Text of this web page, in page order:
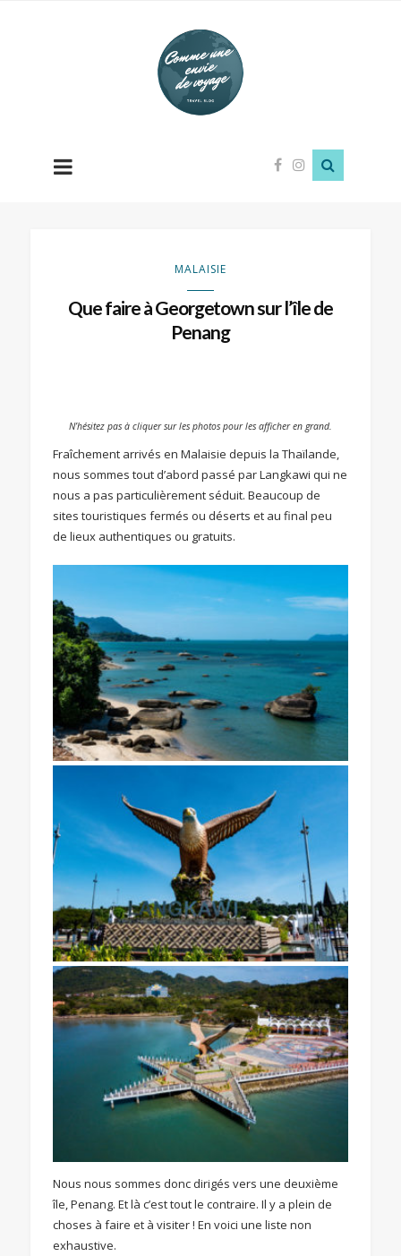
Comme
une
envie
de
MALAISIE
Que faire à Georgetown sur l’île de
Penang
N’hésitez pas à cliquer sur les photos pour les afficher en grand.
Fraîchement arrivés en Malaisie depuis la Thaïlande,
nous sommes tout d’abord passé par Langkawi qui ne
nous a pas particulièrement séduit. Beaucoup de
sites touristiques fermés ou déserts et au final peu
de lieux authentiques ou gratuits.
Nous nous sommes donc dirigés vers une deuxième
île, Penang. Et là c’est tout le contraire. Il y a plein de
choses à faire et à visiter ! En voici une liste non
exhaustive.